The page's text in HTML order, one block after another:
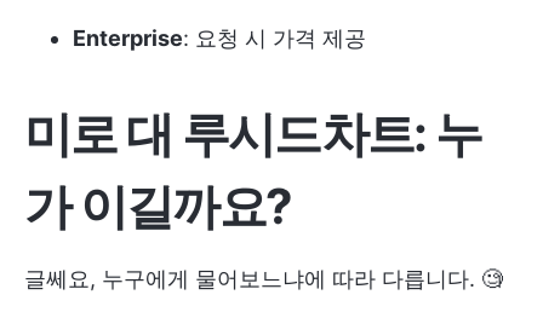
Enterprise: 요청 시 가격 제공
미로 대 루시드차트: 누
가 이길까요?
글쎄요, 누구에게 물어보느냐에 따라 다릅니다. 🧐